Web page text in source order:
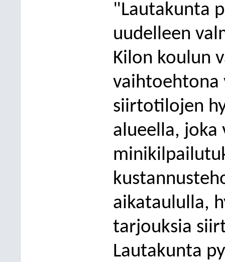
"Lautakunta
uudelleen
Kilon koulun
vaihtoehtona
siirtotilojen
alueella, joka
aikataululla,
tarjouksia
Lautakunta